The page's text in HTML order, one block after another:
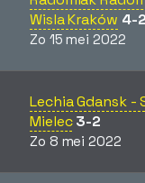
Wisla Kraków 4-
Zo 15 mei 2022
Lechia Gdansk -
Mielec 3-2
Zo 8 mei 2022